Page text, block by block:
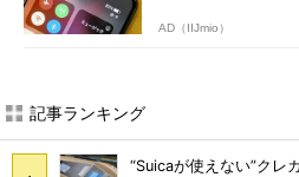
AD（IIJmio）
記事ランキング
“Suicaが使えない”ク